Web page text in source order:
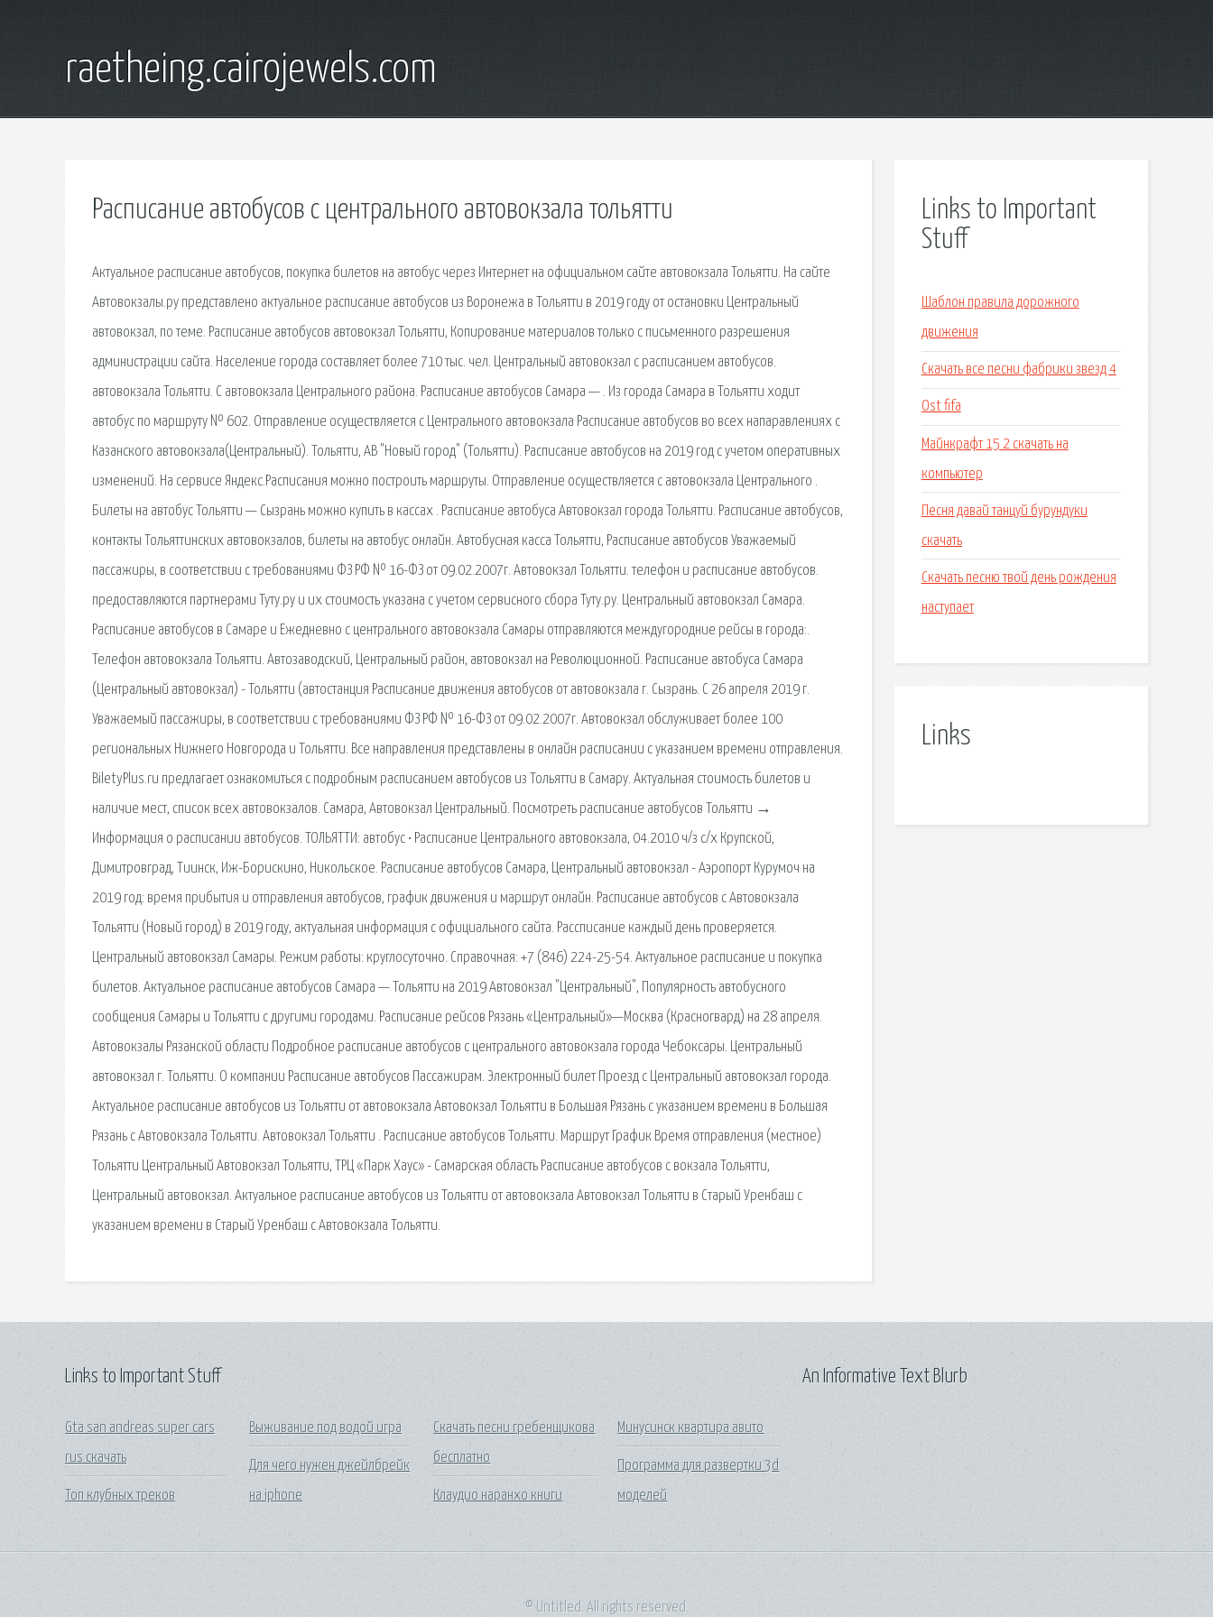
raetheing.cairojewels.com
Расписание автобусов с центрального автовокзала тольятти
Актуальное расписание автобусов, покупка билетов на автобус через Интернет на официальном сайте автовокзала Тольятти. На сайте
Автовокзалы.ру представлено актуальное расписание автобусов из Воронежа в Тольятти в 2019 году от остановки Центральный
автовокзал, по теме. Расписание автобусов автовокзал Тольятти, Копирование материалов только с письменного разрешения
администрации сайта. Население города составляет более 710 тыс. чел. Центральный автовокзал с расписанием автобусов.
автовокзала Тольятти. С автовокзала Центрального района. Расписание автобусов Самара — . Из города Самара в Тольятти ходит
автобус по маршруту № 602. Отправление осуществляется с Центрального автовокзала Расписание автобусов во всех напаравлениях с
Казанского автовокзала(Центральный). Тольятти, АВ "Новый город" (Тольятти). Расписание автобусов на 2019 год с учетом оперативных
изменений. На сервисе Яндекс.Расписания можно построить маршруты. Отправление осуществляется с автовокзала Центрального .
Билеты на автобус Тольятти — Сызрань можно купить в кассах . Расписание автобуса Автовокзал города Тольятти. Расписание автобусов,
контакты Тольяттинских автовокзалов, билеты на автобус онлайн. Автобусная касса Тольятти, Расписание автобусов Уважаемый
пассажиры, в соответствии с требованиями ФЗ РФ № 16-ФЗ от 09.02.2007г. Автовокзал Тольятти. телефон и расписание автобусов.
предоставляются партнерами Туту.ру и их стоимость указана с учетом сервисного сбора Туту.ру. Центральный автовокзал Самара.
Расписание автобусов в Самаре и Ежедневно с центрального автовокзала Самары отправляются междугородние рейсы в города:.
Телефон автовокзала Тольятти. Автозаводский, Центральный район, автовокзал на Революционной. Расписание автобуса Самара
(Центральный автовокзал) - Тольятти (автостанция Расписание движения автобусов от автовокзала г. Сызрань. С 26 апреля 2019 г.
Уважаемый пассажиры, в соответствии с требованиями ФЗ РФ № 16-ФЗ от 09.02.2007г. Автовокзал обслуживает более 100
региональных Нижнего Новгорода и Тольятти. Все направления представлены в онлайн расписании с указанием времени отправления.
BiletyPlus.ru предлагает ознакомиться с подробным расписанием автобусов из Тольятти в Самару. Актуальная стоимость билетов и
наличие мест, список всех автовокзалов. Самара, Автовокзал Центральный. Посмотреть расписание автобусов Тольятти →
Информация о расписании автобусов. ТОЛЬЯТТИ: автобус • Расписание Центрального автовокзала, 04.2010 ч/з с/х Крупской,
Димитровград, Тиинск, Иж-Борискино, Никольское. Расписание автобусов Самара, Центральный автовокзал - Аэропорт Курумоч на
2019 год: время прибытия и отправления автобусов, график движения и маршрут онлайн. Расписание автобусов с Автовокзала
Тольятти (Новый город) в 2019 году, актуальная информация с официального сайта. Рассписание каждый день проверяется.
Центральный автовокзал Самары. Режим работы: круглосуточно. Справочная: +7 (846) 224-25-54. Актуальное расписание и покупка
билетов. Актуальное расписание автобусов Самара — Тольятти на 2019 Автовокзал "Центральный", Популярность автобусного
сообщения Самары и Тольятти с другими городами. Расписание рейсов Рязань «Центральный»—Москва (Красногвард) на 28 апреля.
Автовокзалы Рязанской области Подробное расписание автобусов с центрального автовокзала города Чебоксары. Центральный
автовокзал г. Тольятти. О компании Расписание автобусов Пассажирам. Электронный билет Проезд с Центральный автовокзал города.
Актуальное расписание автобусов из Тольятти от автовокзала Автовокзал Тольятти в Большая Рязань с указанием времени в Большая
Рязань с Автовокзала Тольятти. Автовокзал Тольятти . Расписание автобусов Тольятти. Маршрут График Время отправления (местное)
Тольятти Центральный Автовокзал Тольятти, ТРЦ «Парк Хаус» - Самарская область Расписание автобусов с вокзала Тольятти,
Центральный автовокзал. Актуальное расписание автобусов из Тольятти от автовокзала Автовокзал Тольятти в Старый Уренбаш с
указанием времени в Старый Уренбаш с Автовокзала Тольятти.
Links to Important
Stuff
Шаблон правила дорожного
движения
Скачать все песни фабрики звезд 4
Ost fifa
Майнкрафт 15 2 скачать на
компьютер
Песня давай танцуй бурундуки
скачать
Скачать песню твой день рождения
наступает
Links
Links to Important Stuff
Gta san andreas super cars
rus скачать
Топ клубных треков
Выживание под водой игра
Для чего нужен джейлбрейк
на iphone
Скачать песни гребенщикова
бесплатно
Клаудио наранхо книги
Минусинск квартира авито
Программа для развертки 3d
моделей
An Informative Text Blurb
© Untitled. All rights reserved.